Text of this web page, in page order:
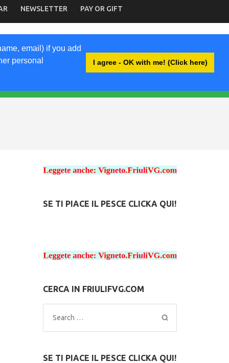
email) if you add
personal
I agree - OK with me! (Click here)
NEWSLETTER PAY OR GIFT
SE TI PIACE IL PESCE CLICKA QUI!
CERCA IN FRIULIFVG.COM
Search
for:
SE TI PIACE IL PESCE CLICKA QUI!